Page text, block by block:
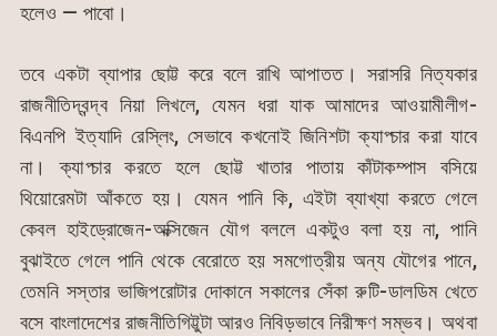
হলেও — পাবো।
তবে একটা ব্যাপার ছোট্ট করে বলে রাখি আপাতত। সরাসরি নিত্যকার
রাজনীতিদ্বন্দ্ব নিয়া লিখলে, যেমন ধরা যাক আমাদের আওয়ামীলীগ-
বিএনপি ইত্যাদি রেস্লিং, সেভাবে কখনোই জিনিশটা ক্যাপ্চার করা যাবে
না। ক্যাপ্চার করতে হলে ছোট্ট খাতার পাতায় কাঁটাকম্পাস বসিয়ে
থিয়োরেমটা আঁকতে হয়। যেমন পানি কি, এইটা ব্যাখ্যা করতে গেলে
কেবল হাইড্রোজেন-অক্সিজেন যৌগ বললে একটুও বলা হয় না, পানি
বুঝাইতে গেলে পানি থেকে বেরোতে হয় সমগোত্রীয় অন্য যৌগের পানে,
তেমনি সস্তার ভাজিপরোটার দোকানে সকালের সেঁকা রুটি-ডালডিম খেতে
বসে বাংলাদেশের রাজনীতিগিট্টুটা আরও নিবিড়ভাবে নিরীক্ষণ সম্ভব। অথবা